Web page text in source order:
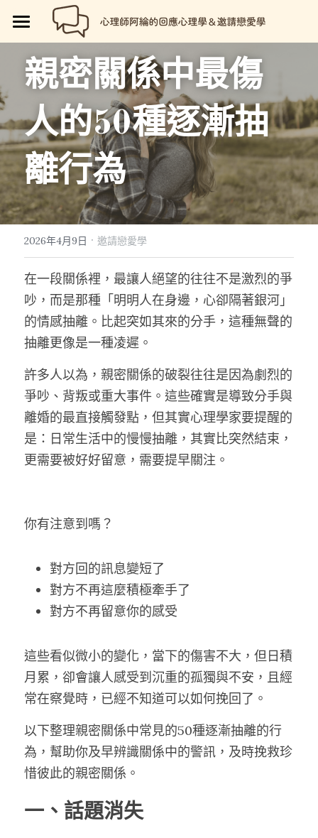
回應心理學
📗回應心理學
💼【就享知】職場專欄
好人卡計畫
🏷️好人卡「給予祝福」
🏕️好人卡店家
邀請戀愛學
邀請戀愛學
😍性愛玩樂
😄親密連結
😡衝突解決
☺️成熟自我
😘恆溫日常
💔總是愛錯人【專欄】
💖讓操控失效【專欄】
🥹戀愛裡的眼淚【專欄】
🎴戀愛邀請卡【Let Love In】
📑Love Notes
品牌流程設計
💡品牌流程設計
🖥️7天網站架設
📝SEO文章服務
🗒️系列文標題生成術
📊作品集
關於我
😱我是阿綸
📚阿綸的書單
🎫阿綸喜歡的店家
📝所有文章
💸Portaly分站
🎁就愛免費
親密關係中最傷
人的50種逐漸抽
離行為
2026年4月9日 · 邀請戀愛學
在一段關係裡，最讓人絕望的往往不是激烈的爭
吵，而是那種「明明人在身邊，心卻隔著銀河」
的情感抽離。比起突如其來的分手，這種無聲的
抽離更像是一種凌遲。
許多人以為，親密關係的破裂往往是因為劇烈的
爭吵、背叛或重大事件。這些確實是導致分手與
離婚的最直接觸發點，但其實心理學家要提醒的
是：日常生活中的慢慢抽離，其實比突然結束，
更需要被好好留意，需要提早關注。
你有注意到嗎？
對方回的訊息變短了
對方不再這麼積極牽手了
對方不再留意你的感受
這些看似微小的變化，當下的傷害不大，但日積
月累，卻會讓人感受到沉重的孤獨與不安，且經
常在察覺時，已經不知道可以如何挽回了。
以下整理親密關係中常見的50種逐漸抽離的行
為，幫助你及早辨識關係中的警訊，及時挽救珍
惜彼此的親密關係。
一、話題消失